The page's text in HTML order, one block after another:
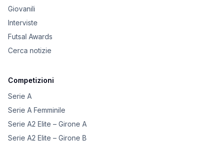
Giovanili
Interviste
Futsal Awards
Cerca notizie
Competizioni
Serie A
Serie A Femminile
Serie A2 Elite – Girone A
Serie A2 Elite – Girone B